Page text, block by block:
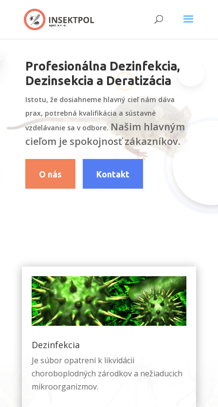
Profesionálna Dezinfekcia,
Dezinsekcia a Deratizácia
Istotu, že dosiahneme hlavný cieľ nám dáva
prax, potrebná kvalifikácia a sústavné
vzdelávanie sa v odbore. Našim hlavným
cieľom je spokojnosť zákazníkov.
O nás Kontakt
Dezinfekcia
Je súbor opatrení k likvidácii
choroboplodných zárodkov a nežiaducich
mikroorganizmov.
Tieto súbory
cookie nie sú